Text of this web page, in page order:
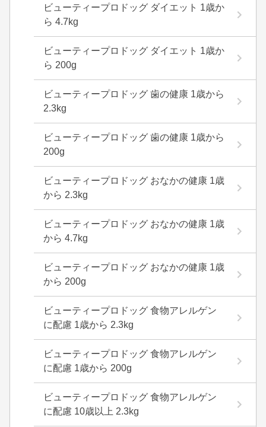
ビューティープロドッグ ダイエット 1歳か
ら 4.7kg
ビューティープロドッグ ダイエット 1歳か
ら 200g
ビューティープロドッグ 歯の健康 1歳から
2.3kg
ビューティープロドッグ 歯の健康 1歳から
200g
ビューティープロドッグ おなかの健康 1歳
から 2.3kg
ビューティープロドッグ おなかの健康 1歳
から 4.7kg
ビューティープロドッグ おなかの健康 1歳
から 200g
ビューティープロドッグ 食物アレルゲン
に配慮 1歳から 2.3kg
ビューティープロドッグ 食物アレルゲン
に配慮 1歳から 200g
ビューティープロドッグ 食物アレルゲン
に配慮 10歳以上 2.3kg